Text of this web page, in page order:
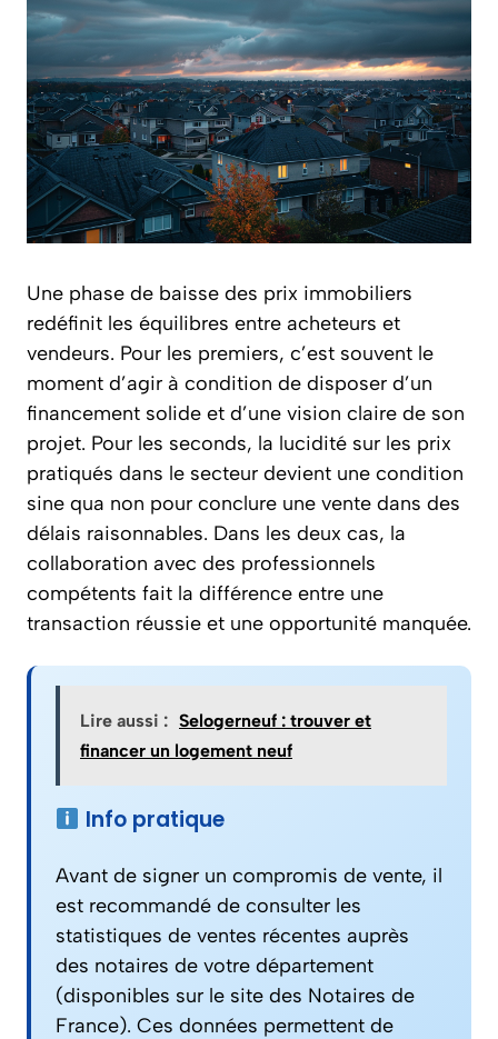
Une phase de baisse des prix immobiliers
redéfinit les équilibres entre acheteurs et
vendeurs. Pour les premiers, c’est souvent le
moment d’agir à condition de disposer d’un
financement solide et d’une vision claire de son
projet. Pour les seconds, la lucidité sur les prix
pratiqués dans le secteur devient une condition
sine qua non pour conclure une vente dans des
délais raisonnables. Dans les deux cas, la
collaboration avec des professionnels
compétents fait la différence entre une
transaction réussie et une opportunité manquée.
Lire aussi : Selogerneuf : trouver et
financer un logement neuf
Info pratique
Avant de signer un compromis de vente, il
est recommandé de consulter les
statistiques de ventes récentes auprès
des notaires de votre département
(disponibles sur le site des Notaires de
France). Ces données permettent de